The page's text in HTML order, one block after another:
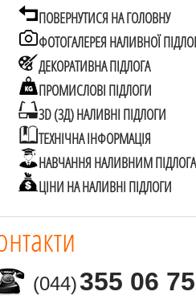
ПОВЕРНУТИСЯ НА ГОЛОВНУ
ФОТОГАЛЕРЕЯ НАЛИВНОЇ
ДЕКОРАТИВНА ПІДЛОГА
ПРОМИСЛОВІ ПІДЛОГИ
3D (3Д) НАЛИВНІ ПІДЛОГИ
ТЕХНІЧНА ІНФОРМАЦІЯ
НАВЧАННЯ НАЛИВНИМ
ЦІНИ НА НАЛИВНІ ПІДЛОГИ
(044)355 06 75